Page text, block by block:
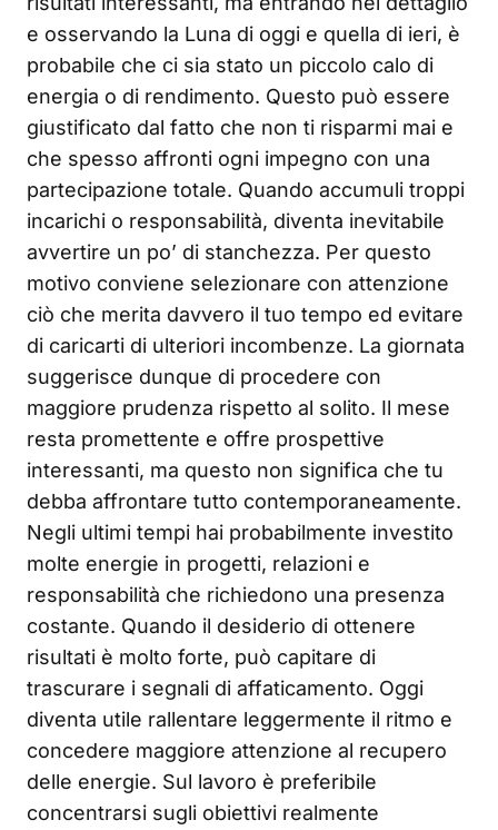
e osservando la Luna di oggi e quella di ieri, è
probabile che ci sia stato un piccolo calo di
energia o di rendimento. Questo può essere
giustificato dal fatto che non ti risparmi mai e
che spesso affronti ogni impegno con una
partecipazione totale. Quando accumuli troppi
incarichi o responsabilità, diventa inevitabile
avvertire un po’ di stanchezza. Per questo
motivo conviene selezionare con attenzione
ciò che merita davvero il tuo tempo ed evitare
di caricarti di ulteriori incombenze. La giornata
suggerisce dunque di procedere con
maggiore prudenza rispetto al solito. Il mese
resta promettente e offre prospettive
interessanti, ma questo non significa che tu
debba affrontare tutto contemporaneamente.
Negli ultimi tempi hai probabilmente investito
molte energie in progetti, relazioni e
responsabilità che richiedono una presenza
costante. Quando il desiderio di ottenere
risultati è molto forte, può capitare di
trascurare i segnali di affaticamento. Oggi
diventa utile rallentare leggermente il ritmo e
concedere maggiore attenzione al recupero
delle energie. Sul lavoro è preferibile
concentrarsi sugli obiettivi realmente